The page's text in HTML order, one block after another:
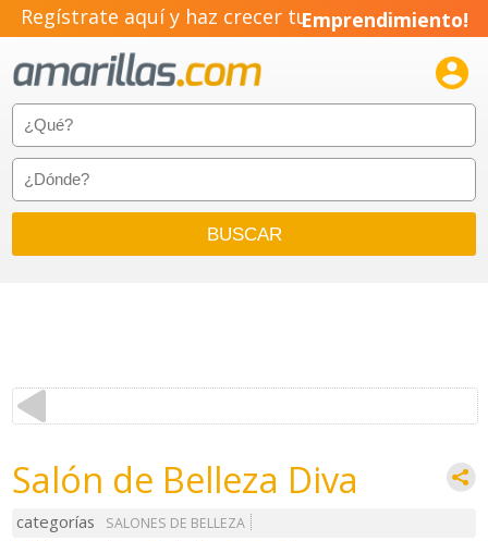
Regístrate aquí y haz crecer tuEmprendimiento!

Salón de Belleza Diva
categorías
SALONES DE BELLEZA